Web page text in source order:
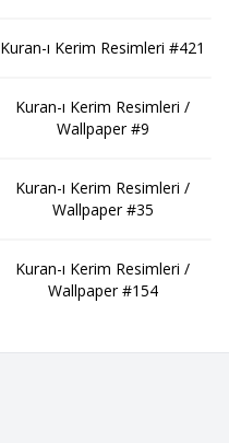
Kuran-ı Kerim Resimleri #421
Kuran-ı Kerim Resimleri /
Wallpaper #9
Kuran-ı Kerim Resimleri /
Wallpaper #35
Kuran-ı Kerim Resimleri /
Wallpaper #154